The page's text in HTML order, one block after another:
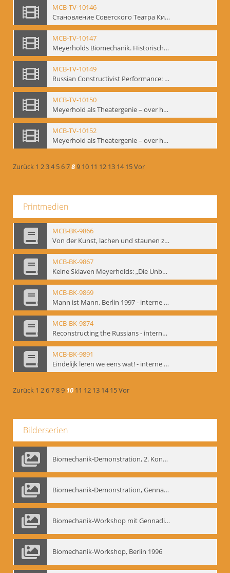
MCB-TV-10146
Становление Советского Театра Кино - свидетельства эпохи 1920-1936 / Entstehung des sowjetischen Theaters – kinematografische Zeugnisse 1920-1936 - Interne Signatur: BM-vid-96
MCB-TV-10147
Meyerholds Biomechanik. Historisches Filmmaterial - Interne Signatur: BM-vid-99
MCB-TV-10149
Russian Constructivist Performance: An Evening of Foregger's Mastfor Cabaret. Good Treatment for Horses - Interne Signatur: BM-vid-105
MCB-TV-10150
Meyerhold als Theatergenie – over het mechanik van de acteursexpressie - Interne Signatur: BM-vid-108
MCB-TV-10152
Meyerhold als Theatergenie – over het mechanik van de acteursexpressie, Ausschnitt 2 - Interne Signatur: BM-vid-108_A2
Zurück 1 234 56789 10 11 12 13 14 15Vor
Printmedien
MCB-BK-9866
Von der Kunst, lachen und staunen zu machen. Das Meyerhold-Projekt im bat Studiotheater - interne Signatur: BM-prt-63
MCB-BK-9867
Keine Sklaven Meyerholds: „Die Unbekannte“ und „Eine gewisse Anzahl Gespräche im bat“ - interne Signatur: BM-prt-64
MCB-BK-9869
Mann ist Mann, Berlin 1997 - interne Signatur: BM-prt-66
MCB-BK-9874
Reconstructing the Russians - interne Signatur: BM-prt-70b
MCB-BK-9891
Eindelijk leren we eens wat! - interne Signatur: BM-prt-86
Zurück 1 26789 10 11 12 13 14 15Vor
Bilderserien
Biomechanik-Demonstration, 2. Kongress der EMF, Mai 1995
Biomechanik-Demonstration, Gennadij Bogdanow im Berliner Ensemble, 04.10.1991
Biomechanik-Workshop mit Gennadij Nikolajewitsch Bogdanow im Mime Centrum Berlin, 1991
Biomechanik-Workshop, Berlin 1996